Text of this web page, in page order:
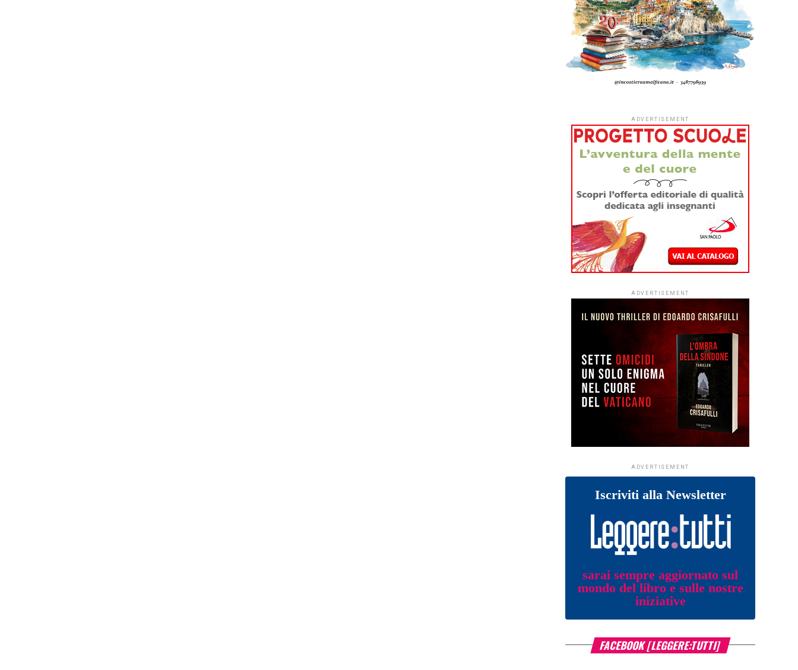
ADVERTISEMENT
ADVERTISEMENT
ADVERTISEMENT
Iscriviti alla Newsletter
sarai sempre aggiornato sul
mondo del libro e sulle nostre
iniziative
FACEBOOK [LEGGERE:TUTTI]